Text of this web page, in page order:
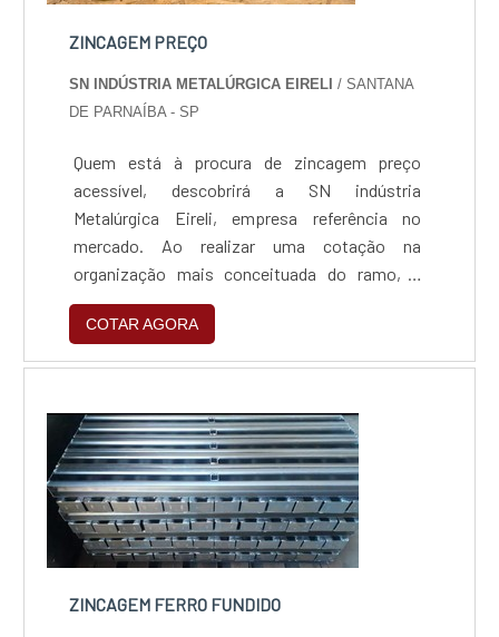
ZINCAGEM PREÇO
SN INDÚSTRIA METALÚRGICA EIRELI/ SANTANA
DE PARNAÍBA - SP
Quem está à procura de zincagem preço
acessível, descobrirá a SN indústria
Metalúrgica Eireli, empresa referência no
mercado. Ao realizar uma cotação na
organização mais conceituada do ramo, o
cliente contará com serviços de excelência e o
suporte de especialistas para sanar eventuais
dúvidas.ZINCAGEM PREÇO JUSTO E
acessível em uma empresa que preza pela
segurança, encontra na internet a SN indús...
COTAR AGORA
ZINCAGEM FERRO FUNDIDO